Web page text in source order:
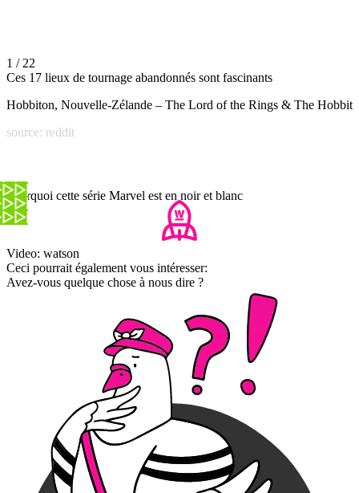
1 / 22
Ces 17 lieux de tournage abandonnés sont fascinants
Hobbiton, Nouvelle-Zélande – The Lord of the Rings & The Hobbit
source: reddit
Pourquoi cette série Marvel est en noir et blanc
Video: watson
Ceci pourrait également vous intéresser:
Avez-vous quelque chose à nous dire ?